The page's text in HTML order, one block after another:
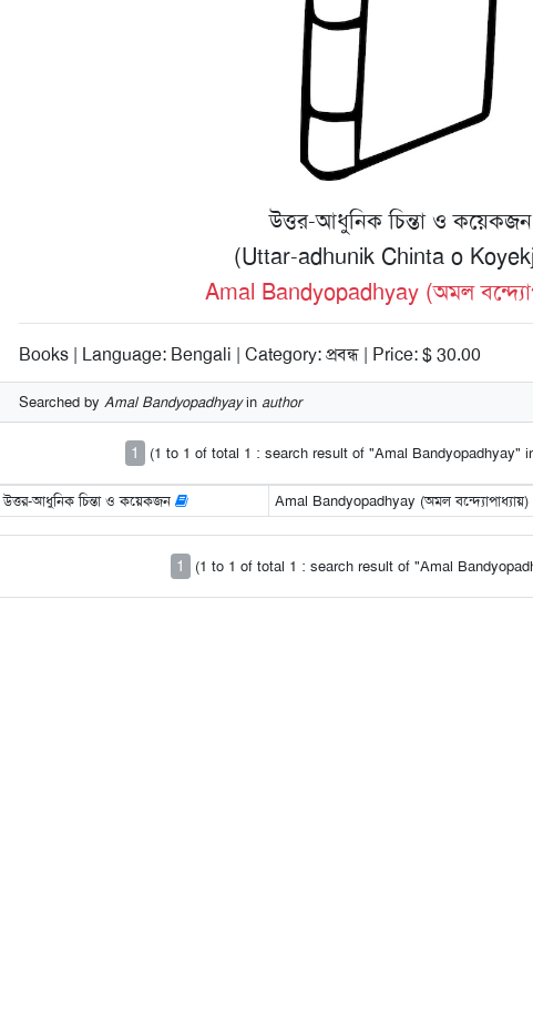
উত্তর-আধুনিক চিন্তা ও কয়েকজন
(Uttar-adhunik Chinta o
Amal Bandyopadhyay (অমল
Books | Language: Bengali | Category: প্রবন্ধ | Price: $ 30.00
Searched by Amal Bandyopadhyayin author
1 (1 to 1 of total 1 : search result of "Amal Bandyopadhyay"
উত্তর-আধুনিক চিন্তা ও কয়েকজন Amal Bandyopadhyay (অমল বন্দ্যোপাধ্যায়)
1 (1 to 1 of total 1 : search result of "Amal